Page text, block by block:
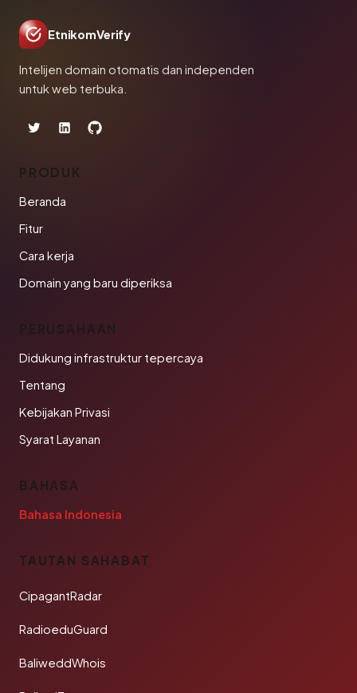
EtnikomVerify
Intelijen domain otomatis dan independen
untuk web terbuka.
PRODUK
Beranda
Fitur
Cara kerja
Domain yang baru diperiksa
PERUSAHAAN
Didukung infrastruktur tepercaya
Tentang
Kebijakan Privasi
Syarat Layanan
BAHASA
Bahasa Indonesia
TAUTAN SAHABAT
CipagantRadar
RadioeduGuard
BaliweddWhois